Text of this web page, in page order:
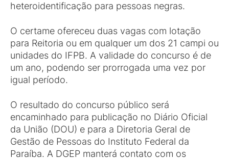
heteroidentificação para pessoas negras.
O certame ofereceu duas vagas com lotação
para Reitoria ou em qualquer um dos 21 campi ou
unidades do IFPB. A validade do concurso é de
um ano, podendo ser prorrogada uma vez por
igual período.
O resultado do concurso público será
encaminhado para publicação no Diário Oficial
da União (DOU) e para a Diretoria Geral de
Gestão de Pessoas do Instituto Federal da
Paraíba. A DGEP manterá contato com os